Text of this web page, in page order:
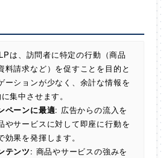
は、訪問者に特定の行動（商品
料請求など）を促すことを目的と
ーションが少なく、余計な情報を
集中させます。
ペーンに最適: 広告からの流入を
やサービスに対して即座に行動を
果を発揮します。
テンツ: 商品やサービスの強みを